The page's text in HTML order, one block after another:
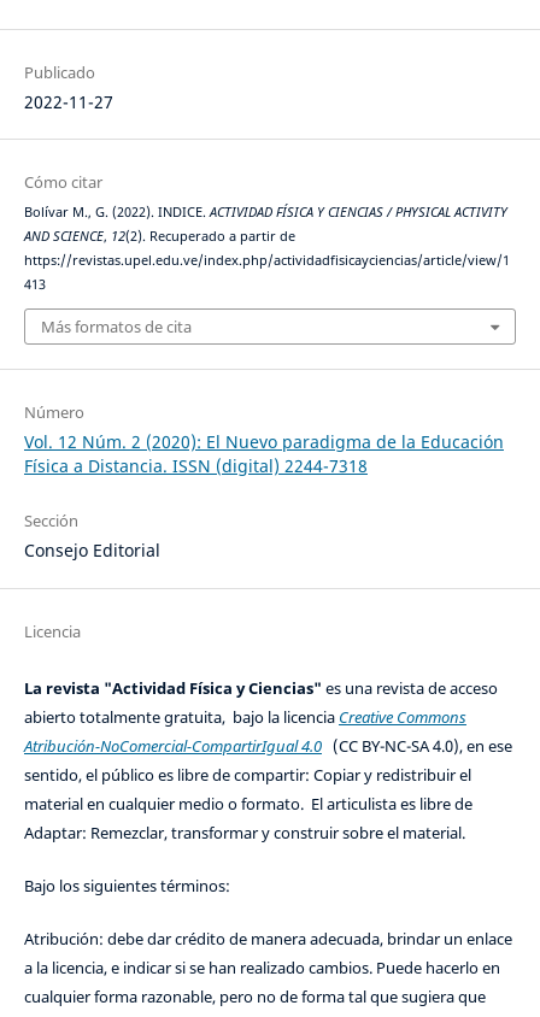
Publicado
2022-11-27
Cómo citar
Bolívar M., G. (2022). INDICE.ACTIVIDAD FÍSICA Y CIENCIAS / PHYSICAL ACTIVITY
AND SCIENCE, 12(2). Recuperado a partir de
https://revistas.upel.edu.ve/index.php/actividadfisicayciencias/article/view/1
413
Más formatos de cita
Número
Vol. 12 Núm. 2 (2020): El Nuevo paradigma de la Educación
Física a Distancia. ISSN (digital) 2244-7318
Sección
Consejo Editorial
Licencia
La revista "Actividad Física y Ciencias" es una revista de acceso
abierto totalmente gratuita, bajo la licencia Creative Commons
Atribución-NoComercial-CompartirIgual 4.0(CC BY-NC-SA 4.0), en ese
sentido, el público es libre de compartir: Copiar y redistribuir el
material en cualquier medio o formato. El articulista es libre de
Adaptar: Remezclar, transformar y construir sobre el material.
Bajo los siguientes términos:
Atribución: debe dar crédito de manera adecuada, brindar un enlace
a la licencia, e indicar si se han realizado cambios. Puede hacerlo en
cualquier forma razonable, pero no de forma tal que sugiera que